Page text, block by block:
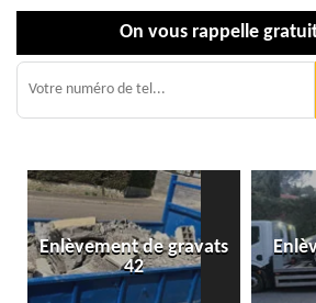
On vous rappelle
Enlèvement de gravats
42